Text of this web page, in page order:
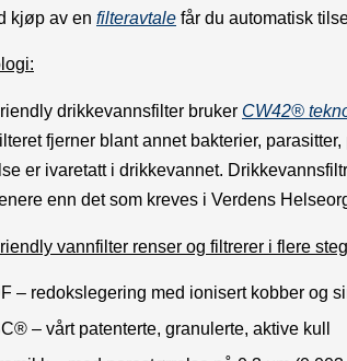
kjøp av en filteravtale får du automatisk
drikkevannsfilter bruker CW42®
fjerner blant annet bakterier,
er ivaretatt i drikkevannet.
enn det som kreves i Verdens
vannfilter renser og filtrerer i flere
– redokslegering med ionisert kobber og
– vårt patenterte, granulerte, aktive kull